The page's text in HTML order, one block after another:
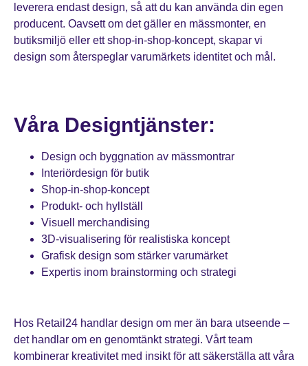
leverera endast design, så att du kan använda din egen
producent. Oavsett om det gäller en mässmonter, en
butiksmiljö eller ett shop-in-shop-koncept, skapar vi
design som återspeglar varumärkets identitet och mål.
Våra Designtjänster:
Design och byggnation av mässmontrar
Interiördesign för butik
Shop-in-shop-koncept
Produkt- och hyllställ
Visuell merchandising
3D-visualisering för realistiska koncept
Grafisk design som stärker varumärket
Expertis inom brainstorming och strategi
Hos Retail24 handlar design om mer än bara utseende –
det handlar om en genomtänkt strategi. Vårt team
kombinerar kreativitet med insikt för att säkerställa att våra